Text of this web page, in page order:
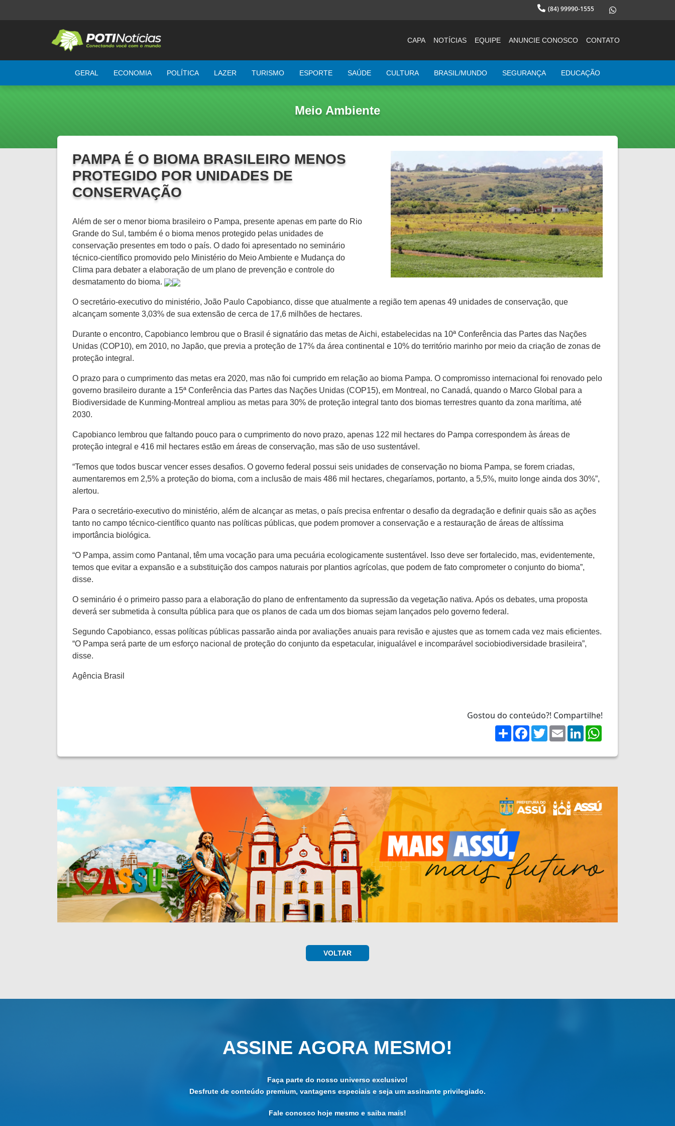
(84) 99990-1555
CAPA NOTÍCIAS EQUIPE ANUNCIE CONOSCO CONTATO
GERAL ECONOMIA POLÍTICA LAZER TURISMO ESPORTE SAÚDE CULTURA BRASIL/MUNDO SEGURANÇA EDUCAÇÃO
Meio Ambiente
PAMPA É O BIOMA BRASILEIRO MENOS
PROTEGIDO POR UNIDADES DE
CONSERVAÇÃO
Além de ser o menor bioma brasileiro o Pampa, presente apenas em parte do Rio
Grande do Sul, também é o bioma menos protegido pelas unidades de
conservação presentes em todo o país. O dado foi apresentado no seminário
técnico-científico promovido pelo Ministério do Meio Ambiente e Mudança do
Clima para debater a elaboração de um plano de prevenção e controle do
desmatamento do bioma.
O secretário-executivo do ministério, João Paulo Capobianco, disse que atualmente a região tem apenas 49 unidades de conservação, que
alcançam somente 3,03% de sua extensão de cerca de 17,6 milhões de hectares.
Durante o encontro, Capobianco lembrou que o Brasil é signatário das metas de Aichi, estabelecidas na 10ª Conferência das Partes das Nações
Unidas (COP10), em 2010, no Japão, que previa a proteção de 17% da área continental e 10% do território marinho por meio da criação de zonas de
proteção integral.
O prazo para o cumprimento das metas era 2020, mas não foi cumprido em relação ao bioma Pampa. O compromisso internacional foi renovado pelo
governo brasileiro durante a 15ª Conferência das Partes das Nações Unidas (COP15), em Montreal, no Canadá, quando o Marco Global para a
Biodiversidade de Kunming-Montreal ampliou as metas para 30% de proteção integral tanto dos biomas terrestres quanto da zona marítima, até
2030.
Capobianco lembrou que faltando pouco para o cumprimento do novo prazo, apenas 122 mil hectares do Pampa correspondem às áreas de
proteção integral e 416 mil hectares estão em áreas de conservação, mas são de uso sustentável.
“Temos que todos buscar vencer esses desafios. O governo federal possui seis unidades de conservação no bioma Pampa, se forem criadas,
aumentaremos em 2,5% a proteção do bioma, com a inclusão de mais 486 mil hectares, chegaríamos, portanto, a 5,5%, muito longe ainda dos 30%”,
alertou.
Para o secretário-executivo do ministério, além de alcançar as metas, o país precisa enfrentar o desafio da degradação e definir quais são as ações
tanto no campo técnico-científico quanto nas políticas públicas, que podem promover a conservação e a restauração de áreas de altíssima
importância biológica.
“O Pampa, assim como Pantanal, têm uma vocação para uma pecuária ecologicamente sustentável. Isso deve ser fortalecido, mas, evidentemente,
temos que evitar a expansão e a substituição dos campos naturais por plantios agrícolas, que podem de fato comprometer o conjunto do bioma”,
disse.
O seminário é o primeiro passo para a elaboração do plano de enfrentamento da supressão da vegetação nativa. Após os debates, uma proposta
deverá ser submetida à consulta pública para que os planos de cada um dos biomas sejam lançados pelo governo federal.
Segundo Capobianco, essas políticas públicas passarão ainda por avaliações anuais para revisão e ajustes que as tornem cada vez mais eficientes.
“O Pampa será parte de um esforço nacional de proteção do conjunto da espetacular, inigualável e incomparável sociobiodiversidade brasileira”,
disse.
Agência Brasil
Gostou do conteúdo?! Compartilhe!
ShareFacebook
TwitterEmailLinkedIn
VOLTAR
ASSINE AGORA MESMO!
Faça parte do nosso universo exclusivo!
Desfrute de conteúdo premium, vantagens especiais e seja um assinante privilegiado.
Fale conosco hoje mesmo e saiba mais!